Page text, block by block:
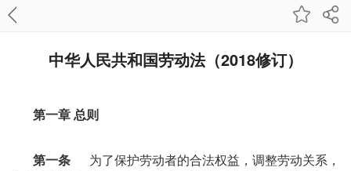
中华人民共和国劳动法（2018修订）
第一章 总则
第一条
为了保护劳动者的合法权益，调整劳动关系，